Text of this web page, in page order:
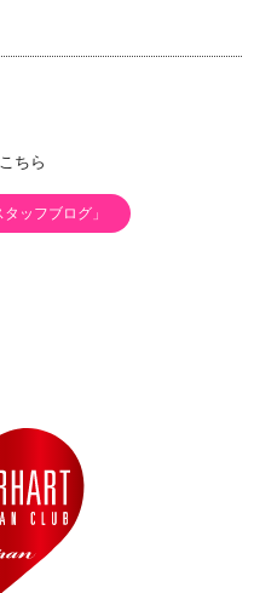
ちら
ッフブログ」